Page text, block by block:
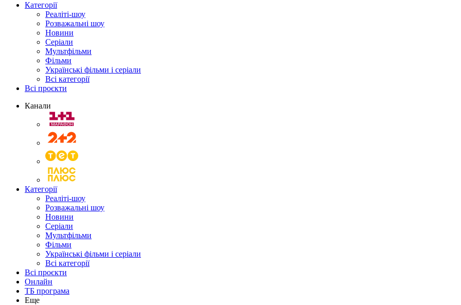
Категорії
Реаліті-шоу
Розважальні шоу
Новини
Серіали
Мультфільми
Фільми
Українські фільми і серіали
Всі категорії
Всі проєкти
Канали
Категорії
Реаліті-шоу
Розважальні шоу
Новини
Серіали
Мультфільми
Фільми
Українські фільми і серіали
Всі категорії
Всі проєкти
Онлайн
ТБ програма
Еще